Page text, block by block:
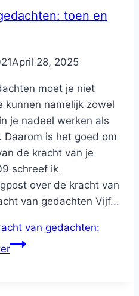
toen en
April 28, 2025
moet je niet
kunnen namelijk zowel
je nadeel werken als
Daarom is het goed om
de kracht van je
schreef ik
over de kracht van
van gedachten Vijf...
van gedachten: